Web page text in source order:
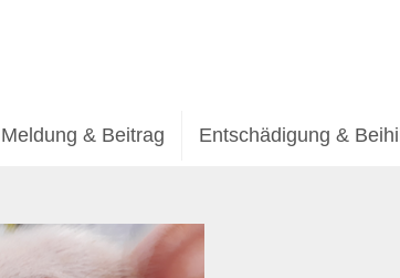
Meldung & Beitrag Entschädigung &